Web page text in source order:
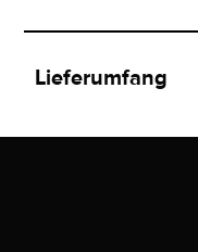
Lieferumfang